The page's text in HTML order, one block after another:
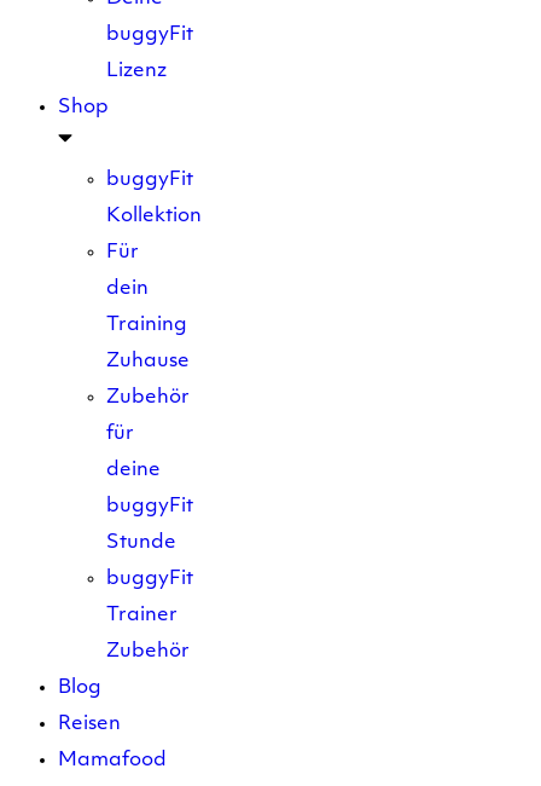
buggyFit
Lizenz
Shop
buggyFit
Kollektion
Für
dein
Training
Zuhause
Zubehör
für
deine
buggyFit
Stunde
buggyFit
Trainer
Zubehör
Blog
Reisen
Mamafood